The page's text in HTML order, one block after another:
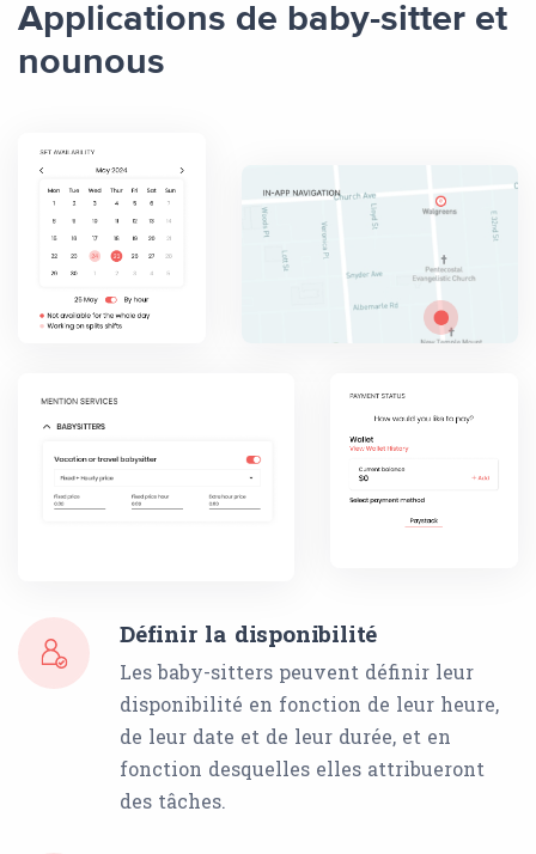
Applications de baby-sitter et
nounous
Définir la disponibilité
Les baby-sitters peuvent définir leur
disponibilité en fonction de leur heure,
de leur date et de leur durée, et en
fonction desquelles elles attribueront
des tâches.